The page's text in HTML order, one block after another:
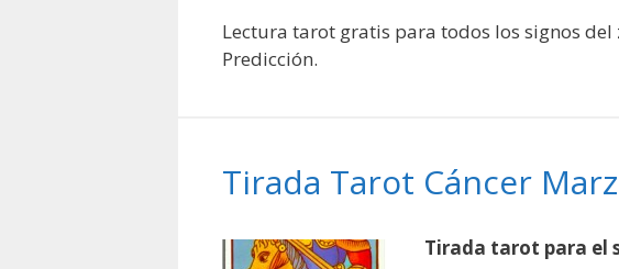
Lectura tarot gratis para todos los signos
Predicción.
Tirada Tarot Cáncer
Tirada tarot para el